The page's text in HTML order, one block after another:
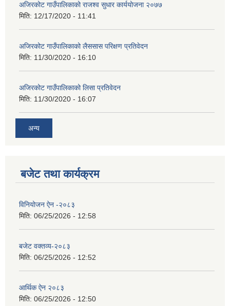
अजिरकोट गाउँपालिकाको राजश्व सुधार कार्ययोजना २०७७
मिति: 12/17/2020 - 11:41
अजिरकोट गाउँपालिकाको लैससास परिक्षण प्रतिवेदन
मिति: 11/30/2020 - 16:10
अजिरकोट गाउँपालिकाको लिसा प्रतिवेदन
मिति: 11/30/2020 - 16:07
अन्य
बजेट तथा कार्यक्रम
विनियोजन ऐन -२०८३
मिति: 06/25/2026 - 12:58
बजेट वक्तव्य-२०८३
मिति: 06/25/2026 - 12:52
आर्थिक ऐन २०८३
मिति: 06/25/2026 - 12:50